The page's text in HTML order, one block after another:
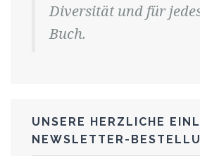
Diversität und für
Buch.
UNSERE HERZLICHE
NEWSLETTER-